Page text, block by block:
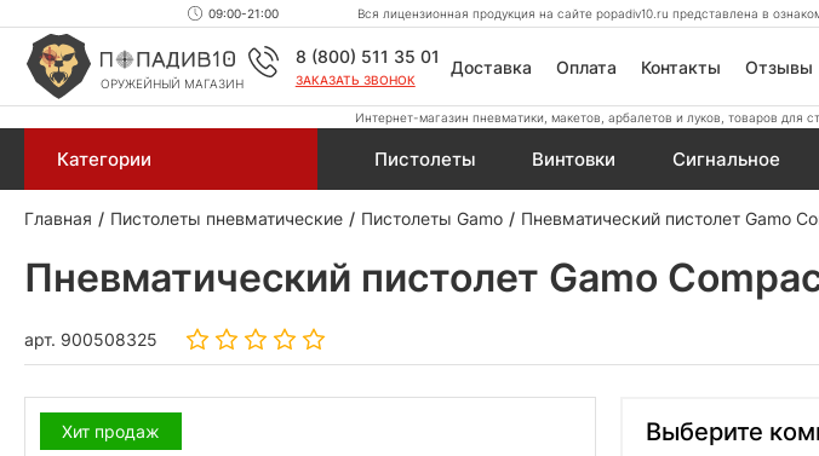
09:00-21:00 Вся лицензионная продукция на сайте popadiv10.ru представлена в
ОРУЖЕЙНЫЙ МАГАЗИН
8 (800) 511 35 01
ЗАКАЗАТЬ ЗВОНОК
Доставка Оплата Контакты Отзывы
Интернет-магазин пневматики, макетов, арбалетов и луков, товаров
Категории Пистолеты Винтовки Сигнальное
Главная Пистолеты пневматические Пистолеты Gamo Пневматический пистолет Gamo
Пневматический пистолет Gamo
арт. 900508325
Хит продаж Выберите